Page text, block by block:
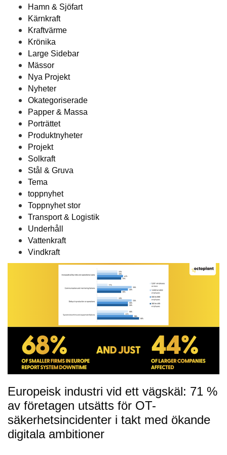
Hamn & Sjöfart
Kärnkraft
Kraftvärme
Krönika
Large Sidebar
Mässor
Nya Projekt
Nyheter
Okategoriserade
Papper & Massa
Porträttet
Produktnyheter
Projekt
Solkraft
Stål & Gruva
Tema
toppnyhet
Toppnyhet stor
Transport & Logistik
Underhåll
Vattenkraft
Vindkraft
Europeisk industri vid ett vägskäl: 71 %
av företagen utsätts för OT-
säkerhetsincidenter i takt med ökande
digitala ambitioner